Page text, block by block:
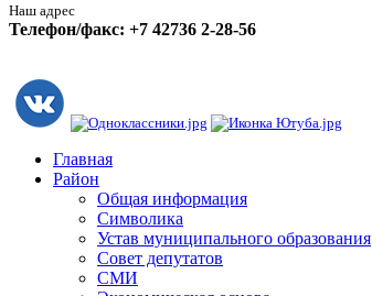
Наш адрес
Телефон/факс: +7 42736 2-28-56
Главная
Район
Общая информация
Символика
Устав муниципального образования
Совет депутатов
СМИ